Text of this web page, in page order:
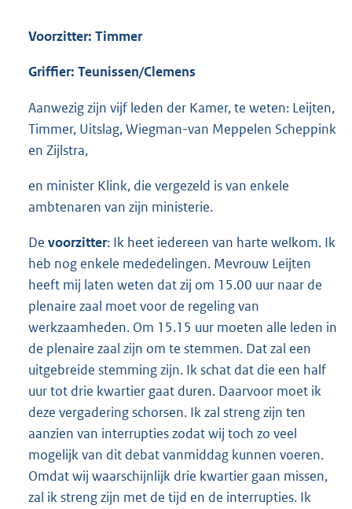
Voorzitter: Timmer
Griffier: Teunissen/Clemens
Aanwezig zijn vijf leden der Kamer, te weten: Leijten,
Timmer, Uitslag, Wiegman-van Meppelen Scheppink
en Zijlstra,
en minister Klink, die vergezeld is van enkele
ambtenaren van zijn ministerie.
De voorzitter: Ik heet iedereen van harte welkom. Ik
heb nog enkele mededelingen. Mevrouw Leijten
heeft mij laten weten dat zij om 15.00 uur naar de
plenaire zaal moet voor de regeling van
werkzaamheden. Om 15.15 uur moeten alle leden in
de plenaire zaal zijn om te stemmen. Dat zal een
uitgebreide stemming zijn. Ik schat dat die een half
uur tot drie kwartier gaat duren. Daarvoor moet ik
deze vergadering schorsen. Ik zal streng zijn ten
aanzien van interrupties zodat wij toch zo veel
mogelijk van dit debat vanmiddag kunnen voeren.
Omdat wij waarschijnlijk drie kwartier gaan missen,
zal ik streng zijn met de tijd en de interrupties. Ik